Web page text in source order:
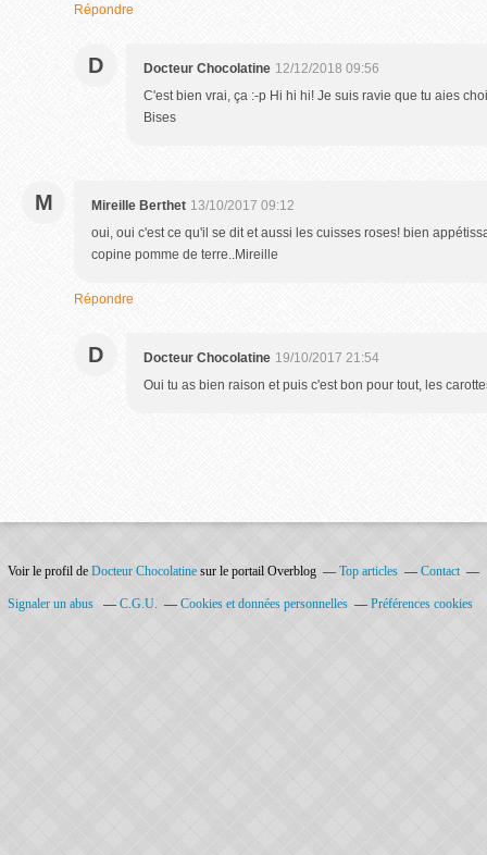
Répondre
D Docteur Chocolatine 12/12/2018 09:56
C'est bien vrai, ça :-p Hi hi hi! Je suis ravie que tu aies
Bises
M Mireille Berthet 13/10/2017 09:12
oui, oui c'est ce qu'il se dit et aussi les cuisses roses! bien
copine pomme de terre..Mireille
Répondre
D Docteur Chocolatine 19/10/2017 21:54
Oui tu as bien raison et puis c'est bon pour tout, les
Voir le profil de Docteur Chocolatine sur le portail Overblog Top articles Contact
Signaler un abus C.G.U. Cookies et données personnelles Préférences cookies